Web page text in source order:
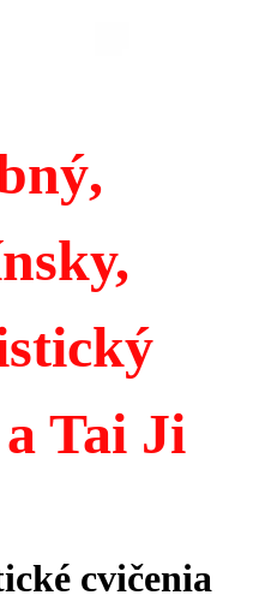
Tai Ji
cvičenia